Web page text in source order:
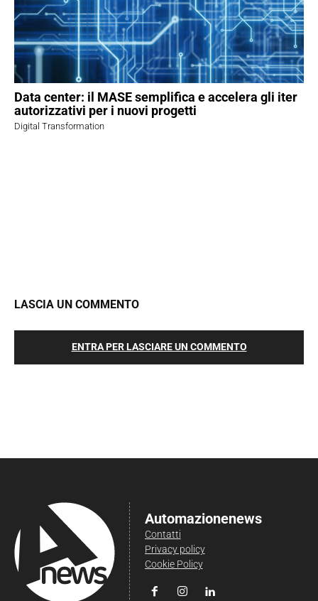
Data center: il MASE semplifica e accelera gli iter
autorizzativi per i nuovi progetti
Digital Transformation
LASCIA UN COMMENTO
ENTRA PER LASCIARE UN COMMENTO
Automazionenews
Contatti
Privacy policy
Cookie Policy